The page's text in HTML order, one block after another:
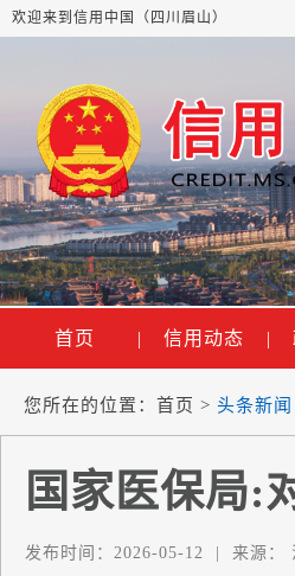
欢迎来到信用中国（四川眉山）
首页 | 信用动态 |
您所在的位置： 首页 > 头条新闻
国家医保局:
发布时间： 2026-05-12 来源：